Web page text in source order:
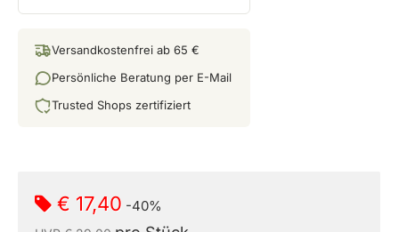
Versandkostenfrei ab 65 €
Persönliche Beratung per E-Mail
Trusted Shops zertifiziert
€ 17,40 -40%